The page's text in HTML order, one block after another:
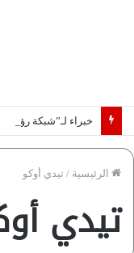
خبراء لـ”شبكة
الرئيسية / تيدي أوكو
تيدي